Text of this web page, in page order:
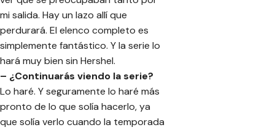
mi salida. Hay un lazo allí que
perdurará. El elenco completo es
simplemente fantástico. Y la serie lo
hará muy bien sin Hershel.
– ¿Continuarás viendo la serie?
Lo haré. Y seguramente lo haré más
pronto de lo que solía hacerlo, ya
que solía verlo cuando la temporada